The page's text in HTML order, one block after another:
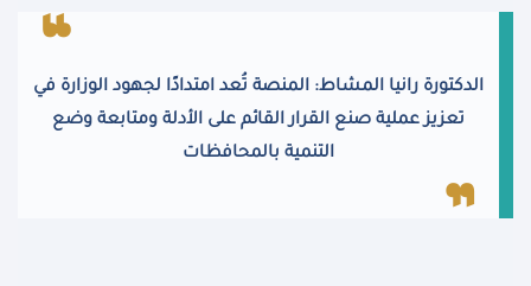
الدكتورة رانيا المشاط: المنصة تُعد امتدادًا لجهود الوزارة في
تعزيز عملية صنع القرار القائم على الأدلة ومتابعة وضع
التنمية بالمحافظات